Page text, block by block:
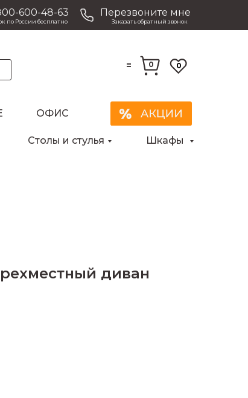
600-48-63
по России бесплатно
Перезвоните мне
Заказать обратный звонок
0
= 0
ОФИС
Столы и стулья Шкафы
диван